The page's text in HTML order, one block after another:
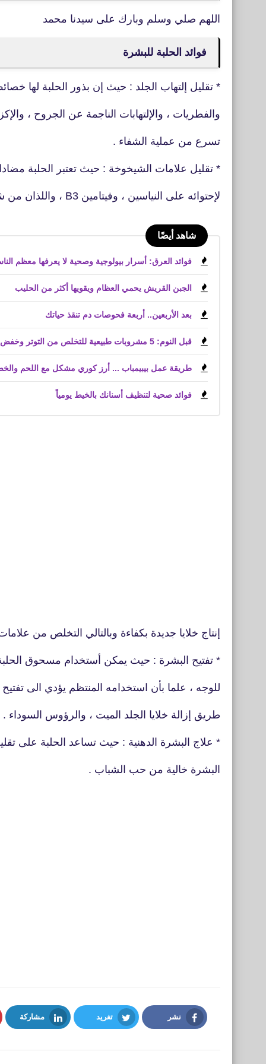
اللهم صلي وسلم وبارك على سيدنا محمد
فوائد الحلبة للبشرة
* تقليل إلتهاب الجلد : حيث إن بذور الحلبة لها
والفطريات ، والإلتهابات الناجمة عن الجروح ،
تسرع من عملية الشفاء .
* تقليل علامات الشيخوخة : حيث تعتبر الحلبة
لإحتوائه على النياسين ، وفيتامين B3 ، واللذان من شأنهما تجديد خلايا الجلد ، وإعادة
شاهد أيضًا
فوائد العرق: أسرار بيولوجية وصحية لا يعرفها معظم
الجبن القريش يحمي العظام ويقويها أكثر من الحليب
بعد الأربعين.. أربعة فحوصات دم تنقذ حياتك
قبل النوم: 5 مشروبات طبيعية للتخلص من التوتر وخفض الكوليسترول
طريقة عمل بيبيمباب ... أرز كوري مشكل مع اللحم
فوائد صحية لتنظيف أسنانك بالخيط يومياً
إنتاج خلايا جديدة بكفاءة وبالتالي التخلص من
* تفتيح البشرة : حيث يمكن أستخدام مسحوق
للوجه ، علما بأن استخدامه المنتظم يؤدي الى
طريق إزالة خلايا الجلد الميت ، والرؤوس السوداء .
* علاج البشرة الدهنية : حيث تساعد الحلبة على
البشرة خالية من حب الشباب .
نشر تغريد مشاركة